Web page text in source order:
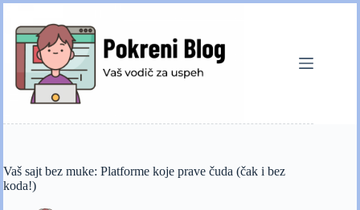
content
Vaš sajt bez muke: Platforme koje prave čuda (čak i bez
koda!)